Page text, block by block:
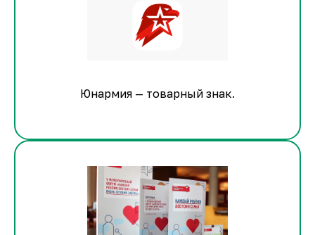
Юнармия — товарный знак.